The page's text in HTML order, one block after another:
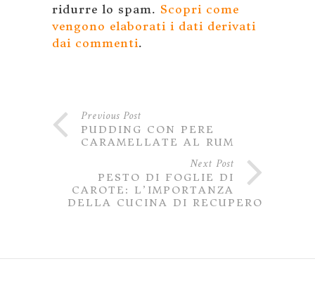
ridurre lo spam. Scopri come
vengono elaborati i dati derivati
dai commenti.
Previous Post
PUDDING CON PERE
CARAMELLATE AL RUM
Next Post
PESTO DI FOGLIE DI
CAROTE: L’IMPORTANZA
DELLA CUCINA DI RECUPERO